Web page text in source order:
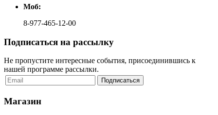
Моб:
8-977-465-12-00
Подписаться на рассылку
Не пропустите интересные события, присоединившись к
нашей программе рассылки.
Магазин